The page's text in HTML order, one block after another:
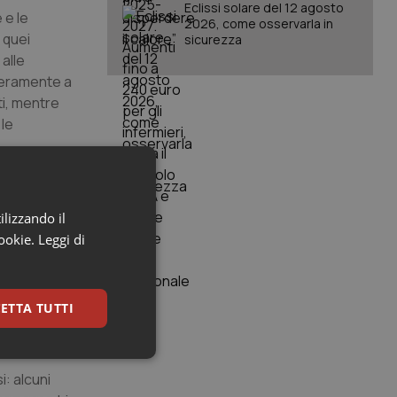
e le
a
mentre
a
che
anziana è
posto
cronici.
alcuni
Eclissi solare del 12 agosto
2026, come osservarla in
sicurezza
il
Leggi di
TUTTI